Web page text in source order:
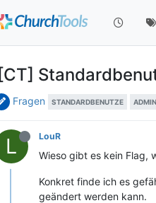
[CT]
Fragen STANDARDBENUTZE ADMIN
L LouR
Wieso gibt es kein Flag,
Konkret finde ich es
geändert werden kann.